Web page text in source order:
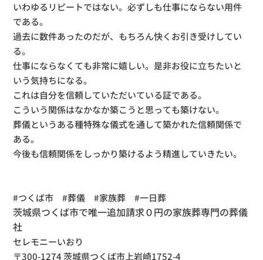
いわゆるリピートではない。必ずしも仕事にならない用件
である。
過去に数件あったのだが、もちろん快くお引き受けしてい
る。
仕事にならなくても非常に嬉しい。是非お役に立ちたいと
いう気持ちになる。
これは自分を信頼していただいている証である。
こういう関係はなかなか築こうと思っても築けない。
葬儀というある種特殊な儀式を通して築かれた信頼関係で
ある。
今後も信頼関係をしっかり築けるよう精進していきたい。
#つくば市 #葬儀 #家族葬 #一日葬
茨城県つくば市で唯一追加請求０円の家族葬専門の葬儀
社
セレモニーいおり
〒300-1274 茨城県つくば市上岩崎1752-4